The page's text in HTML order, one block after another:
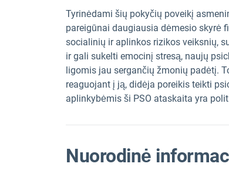
Tyrinėdami šių pokyčių poveikį
pareigūnai daugiausia dėmesio skyrė
socialinių ir aplinkos rizikos veiksnių,
ir gali sukelti emocinį stresą, naujų
ligomis jau sergančių žmonių padėtį.
reaguojant į ją, didėja poreikis teikti
aplinkybėmis ši PSO ataskaita yra
Nuorodinė